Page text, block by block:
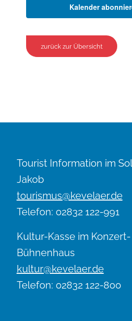
Kalender
zurück zur Übersicht
Tourist Information im
Jakob
tourismus@kevelaer.de
Telefon: 02832 122-991
Kultur-Kasse im
Bühnenhaus
kultur@kevelaer.de
Telefon: 02832 122-800